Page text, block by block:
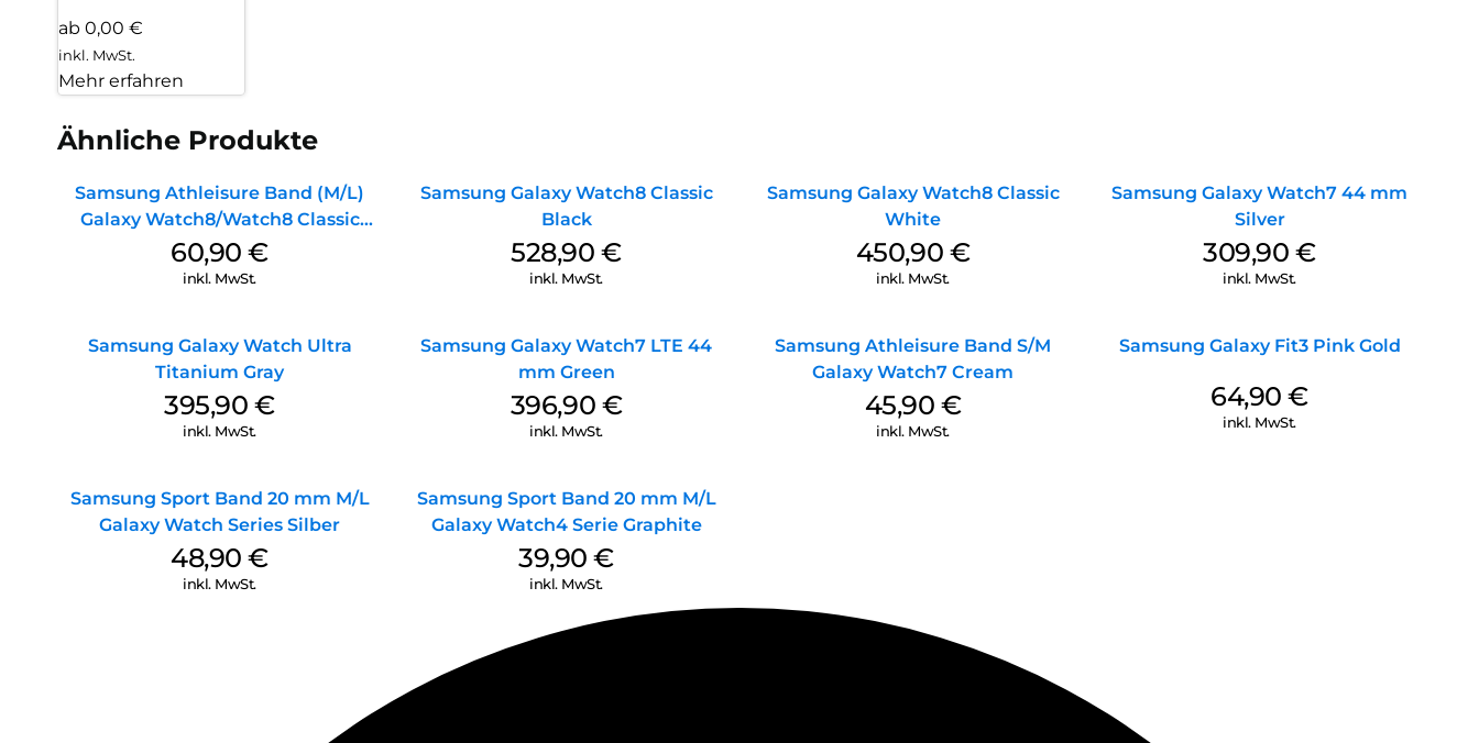
ab 0,00 €
inkl. MwSt.
Mehr erfahren
Ähnliche Produkte
Samsung Athleisure Band (M/L)
Galaxy Watch8/Watch8 Classic
Green
60,90€
inkl. MwSt.
Samsung Galaxy Watch8 Classic
Black
528,90€
inkl. MwSt.
Samsung Galaxy Watch8 Classic
White
450,90 €
inkl. MwSt.
Samsung Galaxy Watch7 44 mm
Silver
309,90€
inkl. MwSt.
Samsung Galaxy Watch Ultra
Titanium Gray
395,90€
inkl. MwSt.
Samsung Galaxy Watch7 LTE 44
mm Green
396,90 €
inkl. MwSt.
Samsung Athleisure Band S/M
Galaxy Watch7 Cream
45,90 €
inkl. MwSt.
Samsung Galaxy Fit3 Pink Gold
64,90€
inkl. MwSt.
Samsung Sport Band 20 mm M/L
Galaxy Watch Series Silber
48,90€
inkl. MwSt.
Samsung Sport Band 20 mm M/L
Galaxy Watch4 Serie Graphite
39,90€
inkl. MwSt.